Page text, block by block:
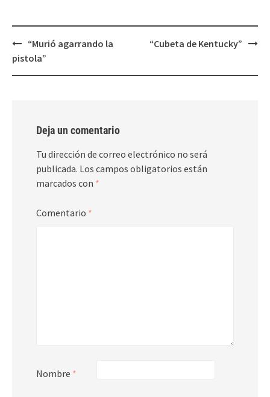
Post
navigation
“Murió agarrando la
pistola”
“Cubeta de Kentucky”
Deja un comentario
Tu dirección de correo electrónico no será
publicada. Los campos obligatorios están
marcados con *
Comentario *
Nombre *